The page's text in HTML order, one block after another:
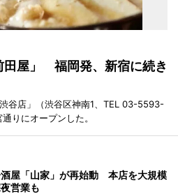
田屋」 福岡発、新宿に続き
谷店」（渋谷区神南1、TEL 03-5593-
りにオープンした。
屋「山家」が再始動 本店を大規模
営業も